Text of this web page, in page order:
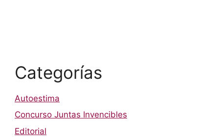
Categorías
Autoestima
Concurso Juntas Invencibles
Editorial